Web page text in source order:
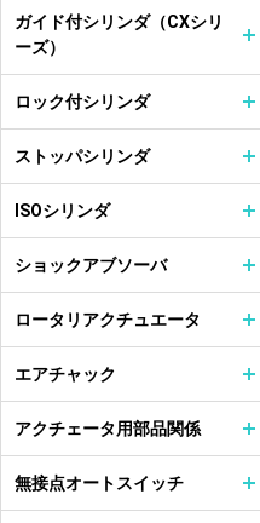
ガイド付シリンダ（CXシリ
ーズ）
ロック付シリンダ
ストッパシリンダ
ISOシリンダ
ショックアブソーバ
ロータリアクチュエータ
エアチャック
アクチェータ用部品関係
無接点オートスイッチ